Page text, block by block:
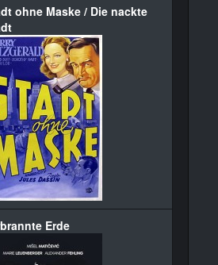
ohne Maske / Die nackte
Erde